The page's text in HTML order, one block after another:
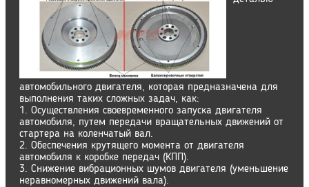
автомобильного двигателя, которая предназначена для
выполнения таких сложных задач, как:
1. Осуществления своевременного запуска двигателя
автомобиля, путем передачи вращательных движений от
стартера на коленчатый вал.
2. Обеспечения крутящего момента от двигателя
автомобиля к коробке передач (КПП).
3. Снижение вибрационных шумов двигателя (уменьшение
неравномерных движений вала).